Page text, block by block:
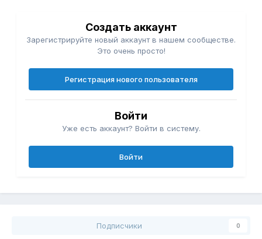
Создать аккаунт
Зарегистрируйте новый аккаунт в нашем сообществе.
Это очень просто!
Регистрация нового пользователя
Войти
Уже есть аккаунт? Войти в систему.
Войти
Подписчики 0